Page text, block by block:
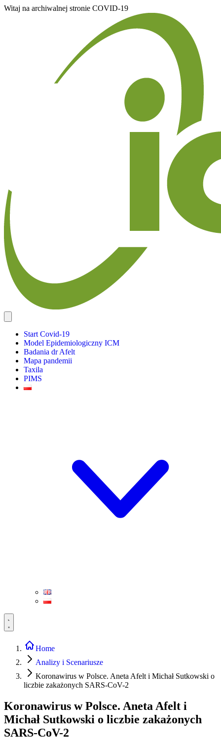
Witaj na archiwalnej stronie COVID-19
Start Covid-19
Model Epidemiologiczny ICM
Badania dr Afelt
Mapa pandemii
Taxila
PIMS
Home
Analizy i Scenariusze
Koronawirus w Polsce. Aneta Afelt i Michał Sutkowski o
liczbie zakażonych SARS-CoV-2
Koronawirus w Polsce. Aneta Afelt i
Michał Sutkowski o liczbie zakażonych
SARS-CoV-2